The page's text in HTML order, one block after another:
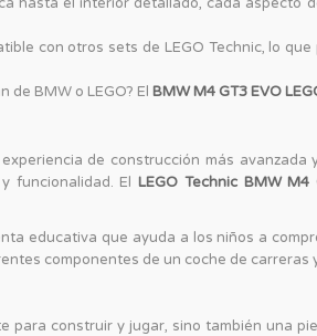
con otros sets de LEGO Technic, lo
de BMW o LEGO? El BMW M4 GT3 EVO
de construcción más avanzada
funcionalidad. El LEGO Technic BMW M4
educativa que ayuda a los niños a
componentes de un coche de
para construir y jugar, sino también una